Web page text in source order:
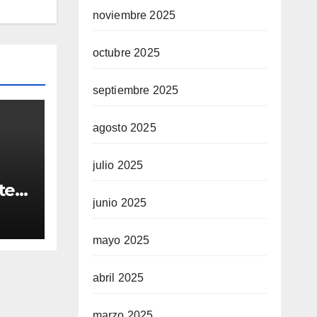
noviembre 2025
octubre 2025
septiembre 2025
agosto 2025
julio 2025
junio 2025
mayo 2025
abril 2025